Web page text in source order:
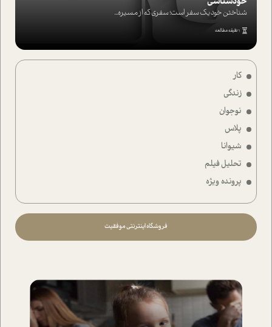
کار
زندگی
نوجوان
پلاس
شیوانا
تحلیل فیلم
پرونده ویژه
فروشگاه اینترنتی موفقیت
شناختن خود یک سفر است؛ سفری که از مسیره...
1 دقیقه مطالعه